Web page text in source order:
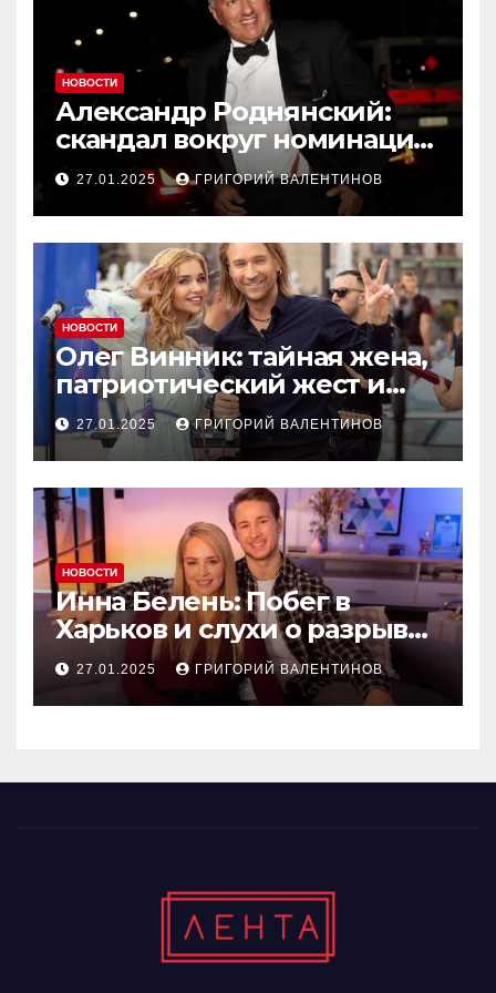
НОВОСТИ
Александр Роднянский:
скандал вокруг номинации
российского актера на
Оскар
27.01.2025 ГРИГОРИЙ ВАЛЕНТИНОВ
НОВОСТИ
Олег Винник: тайная жена,
патриотический жест и
новый концерт в Чехии
27.01.2025 ГРИГОРИЙ ВАЛЕНТИНОВ
НОВОСТИ
Инна Белень: Побег в
Харьков и слухи о разрыве
с Александром Терёном
27.01.2025 ГРИГОРИЙ ВАЛЕНТИНОВ